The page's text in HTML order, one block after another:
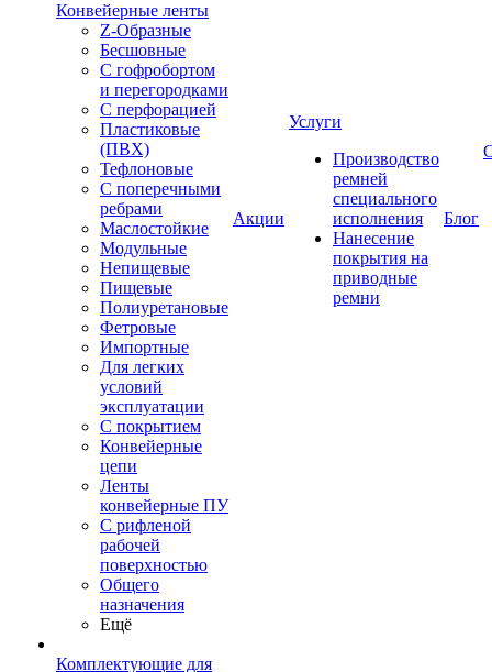
Конвейерные ленты
Z-Образные
Бесшовные
С гофробортом
и перегородками
С перфорацией
Пластиковые
(ПВХ)
Тефлоновые
С поперечными
ребрами
Маслостойкие
Модульные
Непищевые
Пищевые
Полиуретановые
Фетровые
Импортные
Для легких
условий
эксплуатации
С покрытием
Конвейерные
цепи
Ленты
конвейерные ПУ
С рифленой
рабочей
поверхностью
Общего
назначения
Ещё
Комплектующие для
Акции
Услуги
Производство
ремней
специального
исполнения
Нанесение
покрытия на
приводные
ремни
Блог